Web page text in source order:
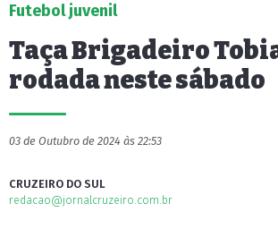
Futebol juvenil
Taça Brigadeiro
rodada neste sábado
03 de Outubro de 2024 às 22:53
CRUZEIRO DO SUL
redacao@jornalcruzeiro.com.br